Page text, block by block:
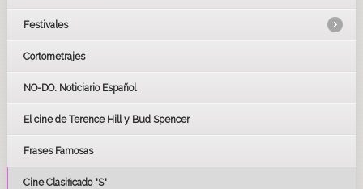
Festivales
LOS OSCARS
BAFTA
FESTIVAL DE HUELVA 2019
FESTIVAL DE CINE DE SEVILLA 2019
Cortometrajes
NO-DO. Noticiario Español
El cine de Terence Hill y Bud Spencer
Frases Famosas
Cine Clasificado "S"